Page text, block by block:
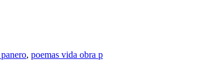
, poemas vida obra p